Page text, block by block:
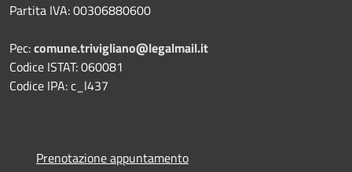
Partita IVA: 00306880600
Pec:comune.trivigliano@legalmail.it
Codice ISTAT: 060081
Codice IPA: c_l437
Prenotazione appuntamento